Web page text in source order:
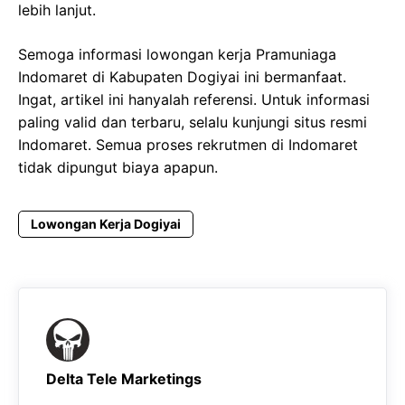
lebih lanjut.
Semoga informasi lowongan kerja Pramuniaga
Indomaret di Kabupaten Dogiyai ini bermanfaat.
Ingat, artikel ini hanyalah referensi. Untuk informasi
paling valid dan terbaru, selalu kunjungi situs resmi
Indomaret. Semua proses rekrutmen di Indomaret
tidak dipungut biaya apapun.
Lowongan Kerja Dogiyai
Delta Tele Marketings